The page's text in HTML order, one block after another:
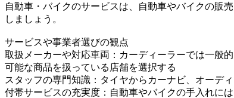
自動車・バイクのサービスは、自動車やバイクの販
しましょう。
サービスや事業者選びの観点
取扱メーカーや対応車両：カーディーラーでは一般
可能な商品を扱っている店舗を選択する
スタッフの専門知識：タイヤからカーナビ、オーデ
付帯サービスの充実度：自動車やバイクの手入れに